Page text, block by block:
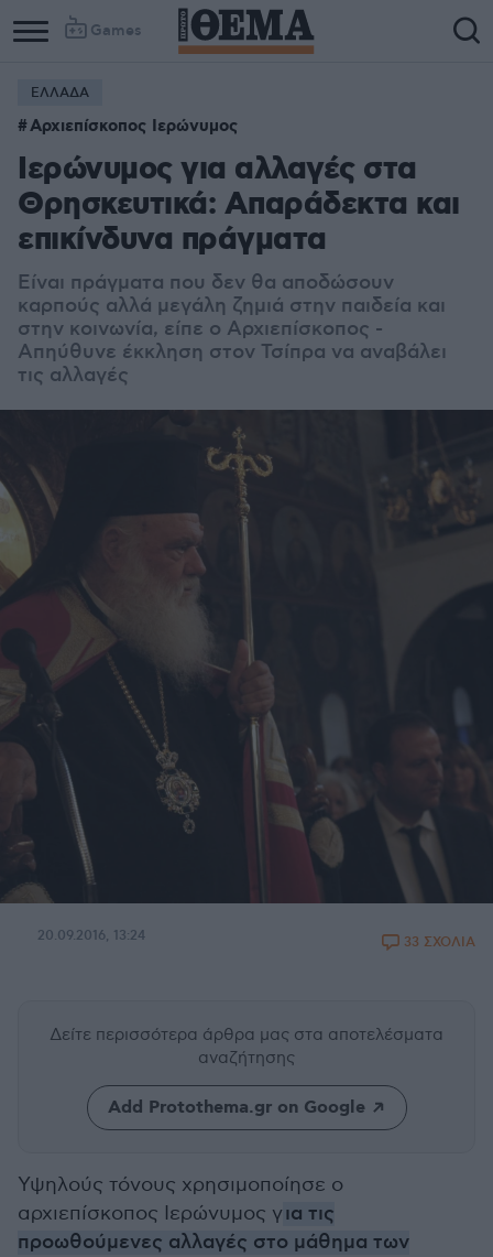
Games
ΕΛΛΑΔΑ
Αρχιεπίσκοπος Ιερώνυμος
Ιερώνυμος για αλλαγές στα
Θρησκευτικά: Απαράδεκτα και
επικίνδυνα πράγματα
Είναι πράγματα που δεν θα αποδώσουν
καρπούς αλλά μεγάλη ζημιά στην παιδεία και
στην κοινωνία, είπε ο Αρχιεπίσκοπος -
Απηύθυνε έκκληση στον Τσίπρα να αναβάλει
τις αλλαγές
20.09.2016, 13:24 33 ΣΧΟΛΙΑ
Δείτε περισσότερα άρθρα μας στα αποτελέσματα
αναζήτησης
Add Protothema.gr on Google
Υψηλούς τόνους χρησιμοποίησε ο
αρχιεπίσκοπος Ιερώνυμος για τις
προωθούμενες αλλαγές στο μάθημα των